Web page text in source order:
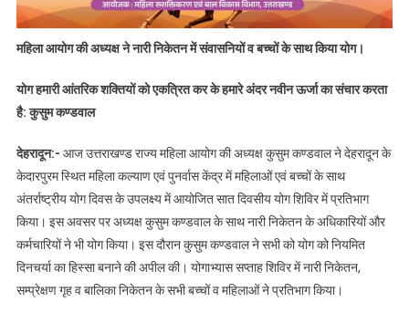
महिला आयोग की अध्यक्ष ने नारी निकेतन में संवासनियों व बच्चों के साथ किया योग।
योग हमारी आंतरिक शक्तियों को एकत्रित कर के हमारे अंदर नवीन ऊर्जा का संचार करता
है: कुसुम कण्डवाल
देहरादून:- आज उत्तराखण्ड राज्य महिला आयोग की अध्यक्ष कुसुम कण्डवाल ने देहरादून के
केदारपुरम स्थित महिला कल्याण एवं पुनर्वास केंद्र में महिलाओं एवं बच्चों के साथ
अंतर्राष्ट्रीय योग दिवस के उपलक्ष्य में आयोजित सात दिवसीय योग शिविर में प्रतिभाग
किया। इस अवसर पर अध्यक्ष कुसुम कण्डवाल के साथ नारी निकेतन के अधिकारियों और
कर्मचारियों ने भी योग किया। इस दौरान कुसुम कण्डवाल ने सभी को योग को नियमित
दिनचर्या का हिस्सा बनाने की अपील की। योगाभ्यास सप्ताह शिविर में नारी निकेतन,
सम्प्रेक्षण गृह व बालिका निकेतन के सभी बच्चों व महिलाओं ने प्रतिभाग किया।